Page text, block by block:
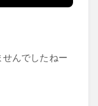
んでしたねー